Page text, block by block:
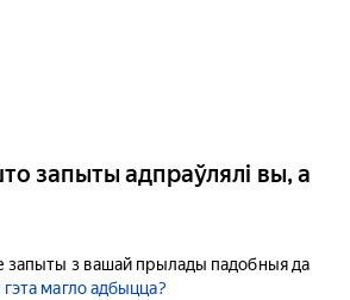
запыты адпраўлялі вы, а
запыты з вашай прылады падобныя да
магло адбыцца?